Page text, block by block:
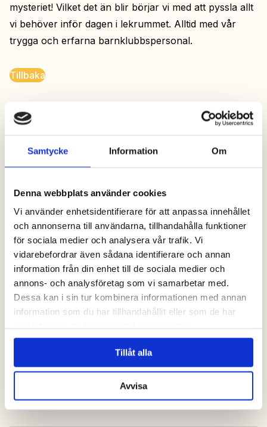
Samtycke Information Om
Denna webbplats använder cookies
Vi använder enhetsidentifierare för att anpassa innehållet
och annonserna till användarna, tillhandahålla funktioner
för sociala medier och analysera vår trafik. Vi
vidarebefordrar även sådana identifierare och annan
information från din enhet till de sociala medier och
annons- och analysföretag som vi samarbetar med.
Dessa kan i sin tur kombinera informationen med annan
information som du har tillhandahållit eller som de har
Tillåt alla
Avvisa
mysteriet! Vilket det än blir börjar vi med att pyssla allt
vi behöver inför dagen i lekrummet. Alltid med vår
trygga och erfarna barnklubbspersonal.
Tillbaka
kontakta oss